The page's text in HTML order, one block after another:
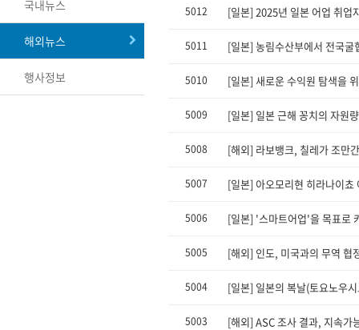
국내뉴스
해외뉴스
행사정보
5012 [일본] 2025년 일본 어업 취업
5011 [일본] 농림수산부에서 전국굴
5010 [일본] 새로운 수익원 탐색을
5009 [일본] 일본 근해 꽁치의 자원
5008 [해외] 라보뱅크, 칠레가 조만
5007 [일본] 아오모리현 히라나이
5006 [일본] '스마트어업'을 목표로
5005 [해외] 인도, 미국과의 무역 협
5004 [일본] 일본의 복날(토요노우
5003 [해외] ASC 조사 결과, 지속가